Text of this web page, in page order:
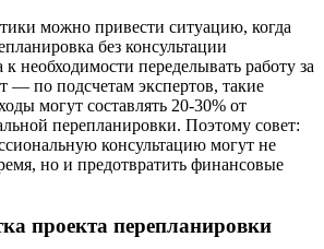
можно привести ситуацию, когда
без консультации
необходимости переделывать работу за
— по подсчетам экспертов, такие
могут составлять 20-30% от
перепланировки. Поэтому совет:
консультацию могут не
но и предотвратить финансовые
проекта перепланировки